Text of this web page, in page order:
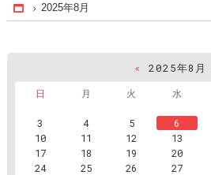
Home
2025年8月
« 2025年8月
日
月 火 水
3
4 5 6
10
11 12 13
17
18 19 20
24
25 26 27